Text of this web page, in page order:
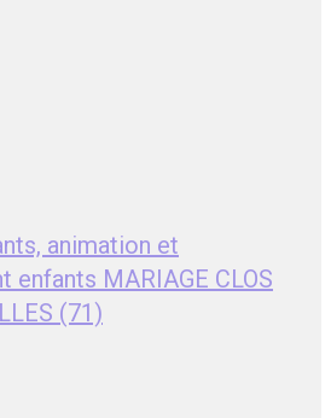
animation et
enfants MARIAGE CLOS
(71)